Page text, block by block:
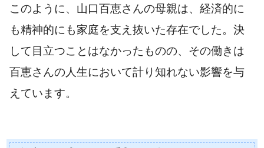
このように、山口百恵さんの母親は、経済的に
も精神的にも家庭を支え抜いた存在でした。決
して目立つことはなかったものの、その働きは
百恵さんの人生において計り知れない影響を与
えています。